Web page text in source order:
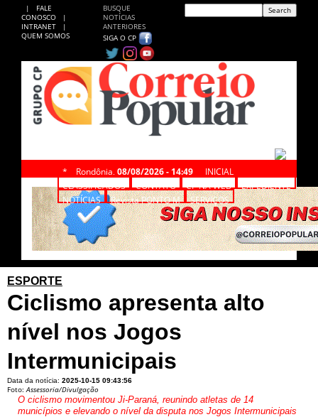
|
FALE
CONOSCO
|
INTRANET
|
QUEM SOMOS
BUSQUE
NOTÍCIAS
ANTERIORES
SIGA O CP
* Rondônia, 08/08/2026 - 14:49
INICIAL
CLASSIFICADOS
CONTATO CP NA WEB
EXPEDIENTE
NOTÍCIAS
Revista PONTO M SERVIÇOS
ESPORTE
Ciclismo apresenta alto
nível nos Jogos
Intermunicipais
Data da notícia: 2025-10-15 09:43:56
Foto:Assessoria/Divulgação
O ciclismo movimentou Ji-Paraná, reunindo atletas de 14
municípios e elevando o nível da disputa nos Jogos Intermunicipais